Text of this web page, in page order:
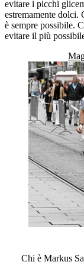
evitare i picchi
estremamente dolci.
è sempre possibile.
evitare il più
Chi è Markus